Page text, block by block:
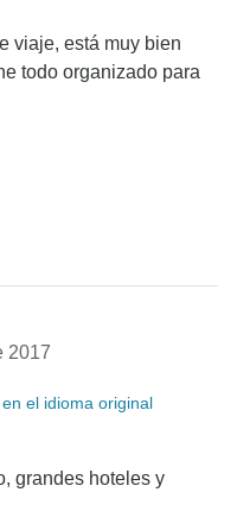
viaje, está muy bien
todo organizado para
2017
en el idioma original
grandes hoteles y